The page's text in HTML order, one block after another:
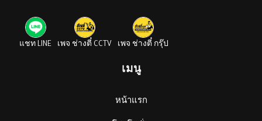
แชท LINE เพจ ช่างตี๋ CCTV เพจ ช่างตี๋ กรุ๊ป
เมนู
หน้าแรก